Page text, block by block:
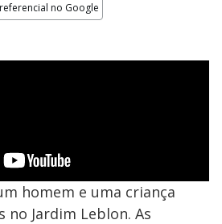
no Google
homem e uma criança
Jardim Leblon. As